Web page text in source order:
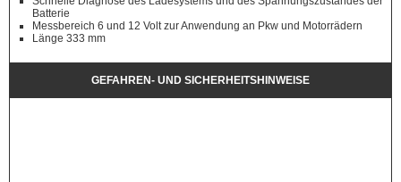
Batterie
Messbereich 6 und 12 Volt zur Anwendung an Pkw und Motorrädern
Länge 333 mm
GEFAHREN- UND SICHERHEITSHINWEISE